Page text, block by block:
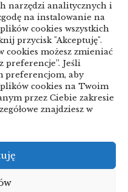
narzędzi analitycznych i
na instalowanie na
cookies wszystkich
przycisk "Akceptuję".
cookies możesz zmieniać
preferencje”. Jeśli
preferencjom, aby
cookies na Twoim
przez Ciebie zakresie
znajdziesz w
Dom & Ogród
Inne
Lifestyle Usługi